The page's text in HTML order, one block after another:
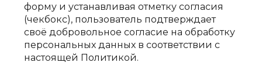
форму и устанавливая отметку согласия
(чекбокс), пользователь подтверждает
своё добровольное согласие на обработку
персональных данных в соответствии с
настоящей Политикой.